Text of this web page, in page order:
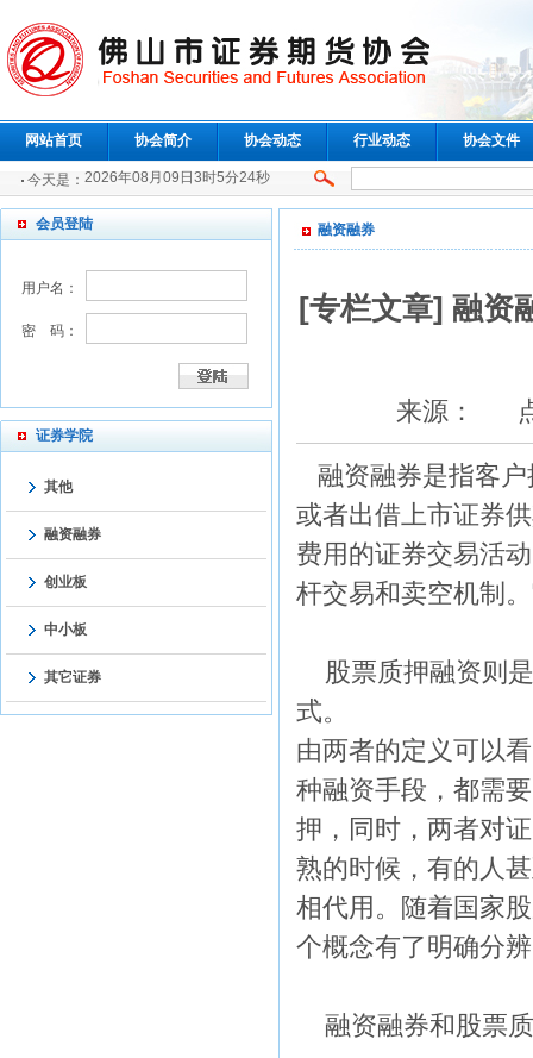
网站首页 协会简介 协会动态 行业动态 协会文件
今天是： 2026年08月09日3时5分24秒
会员登陆
用户名：
密 码：
证券学院
其他
融资融券
创业板
中小板
其它证券
融资融券
[专栏文章] 融资
来源： 点
融资融券是指客户
或者出借上市证券
费用的证券交易活
杆交易和卖空机制
股票质押融资则
式。
由两者的定义可以
种融资手段，都需
押，同时，两者对
熟的时候，有的人
相代用。随着国家
个概念有了明确分
融资融券和股票